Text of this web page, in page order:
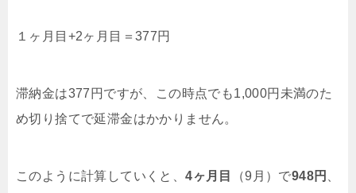
１ヶ月目+2ヶ月目＝377円
滞納金は377円ですが、この時点でも1,000円未満のた
め切り捨てで延滞金はかかりません。
このように計算していくと、4ヶ月目 （9月）で948円